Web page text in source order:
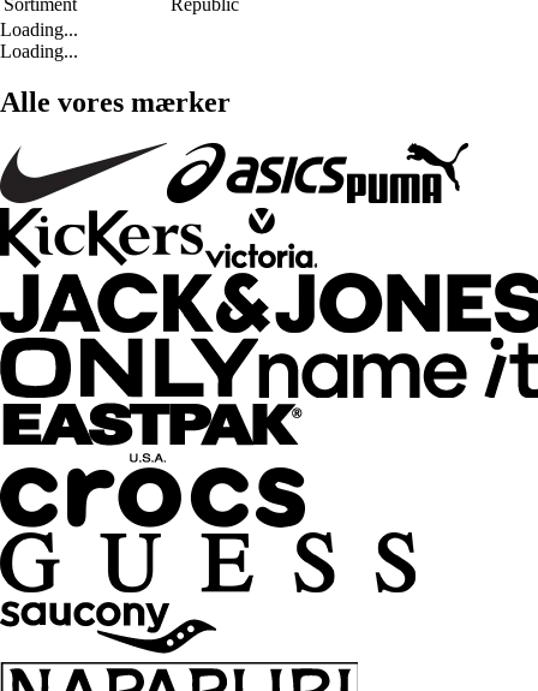
Sortiment
Republic
Loading...
Loading...
Alle vores mærker